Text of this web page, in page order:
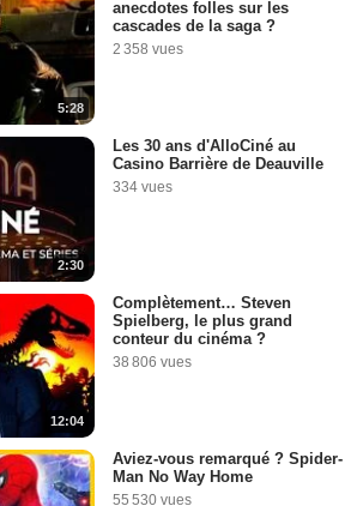
5:28
anecdotes folles sur les
cascades de la saga ?
2 358 vues
2:30
Les 30 ans d'AlloCiné au
Casino Barrière de Deauville
334 vues
12:04
Complètement… Steven
Spielberg, le plus grand
conteur du cinéma ?
38 806 vues
Aviez-vous remarqué ? Spider-
Man No Way Home
55 530 vues